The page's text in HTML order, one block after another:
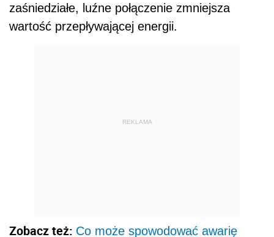
zaśniedziałe, luźne połączenie zmniejsza
wartość przepływającej energii.
REKLAMA
Zobacz też: Co może spowodować awarię